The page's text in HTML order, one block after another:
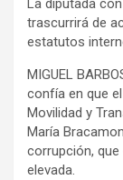
La diputada
trascurrirá de
estatutos
MIGUEL
confía en que
Movilidad y
María
corrupción,
elevada.